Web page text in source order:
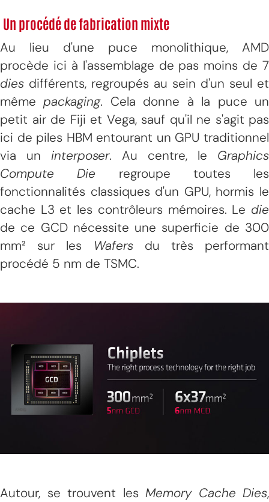
Un procédé de fabrication mixte
Au lieu d'une puce monolithique, AMD
procède ici à l'assemblage de pas moins de 7
dies différents, regroupés au sein d'un seul et
mêmepackaging. Cela donne à la puce un
petit air de Fiji et Vega, sauf qu'il ne s'agit pas
ici de piles HBM entourant un GPU traditionnel
via un interposer. Au centre, le Graphics
Compute Die regroupe toutes les
fonctionnalités classiques d'un GPU, hormis le
cache L3 et les contrôleurs mémoires. Le die
de ce GCD nécessite une superficie de 300
mm² sur les Wafersdu très performant
procédé 5 nm de TSMC.
Autour, se trouvent les Memory Cache Dies,